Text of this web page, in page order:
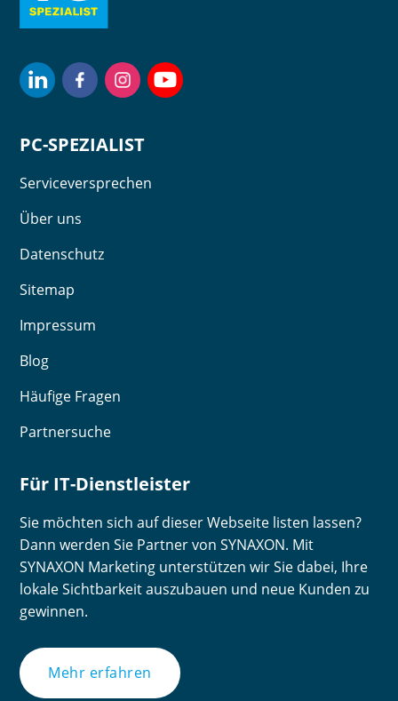
PC-SPEZIALIST
Serviceversprechen
Über uns
Datenschutz
Sitemap
Impressum
Blog
Häufige Fragen
Partnersuche
Für IT-Dienstleister
Sie möchten sich auf dieser Webseite listen lassen?
Dann werden Sie Partner von SYNAXON. Mit
SYNAXON Marketing unterstützen wir Sie dabei, Ihre
lokale Sichtbarkeit auszubauen und neue Kunden zu
gewinnen.
Mehr erfahren